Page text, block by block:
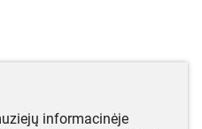
informacinėje